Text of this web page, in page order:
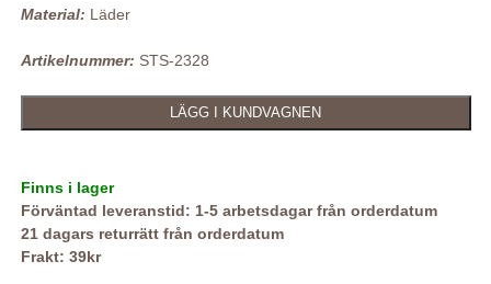
Material: Läder
Artikelnummer: STS-2328
Finns i lager
Förväntad leveranstid: 1-5 arbetsdagar från orderdatum
21 dagars returrätt från orderdatum
Frakt: 39kr